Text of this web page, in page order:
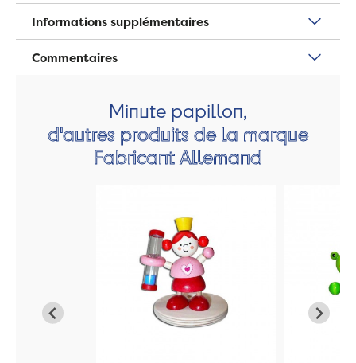
Informations supplémentaires
Commentaires
Minute papillon,
d'autres produits de la marque
Fabricant Allemand